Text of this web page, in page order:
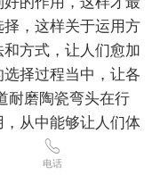
电话
，这样关于运用方
方式，让人们愈加
择过程当中，让各
耐磨陶瓷弯头在行
从中能够让人们体
会让人们愈加圆满
运用方面也愈加的